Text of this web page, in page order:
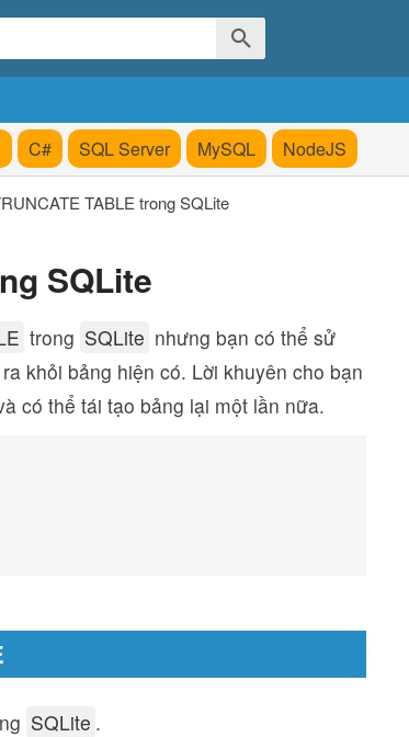
C# SQL Server MySQL NodeJS
TABLE trong SQLite
SQLite
trong SQLite nhưng bạn có thể sử
khỏi bảng hiện có. Lời khuyên cho bạn
có thể tái tạo bảng lại một lần nữa.
SQLite .